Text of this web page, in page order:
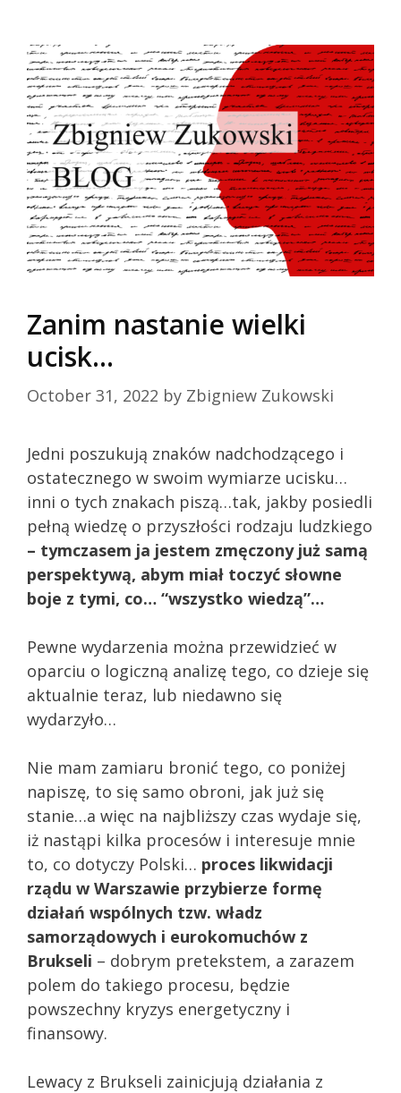
content
Zanim nastanie wielki
ucisk…
October 31, 2022 by Zbigniew Zukowski
Jedni poszukują znaków nadchodzącego i
ostatecznego w swoim wymiarze ucisku…
inni o tych znakach piszą…tak, jakby posiedli
pełną wiedzę o przyszłości rodzaju ludzkiego
– tymczasem ja jestem zmęczony już samą
perspektywą, abym miał toczyć słowne
boje z tymi, co… “wszystko wiedzą”…
Pewne wydarzenia można przewidzieć w
oparciu o logiczną analizę tego, co dzieje się
aktualnie teraz, lub niedawno się
wydarzyło…
Nie mam zamiaru bronić tego, co poniżej
napiszę, to się samo obroni, jak już się
stanie…a więc na najbliższy czas wydaje się,
iż nastąpi kilka procesów i interesuje mnie
to, co dotyczy Polski… proces likwidacji
rządu w Warszawie przybierze formę
działań wspólnych tzw. władz
samorządowych i eurokomuchów z
Brukseli – dobrym pretekstem, a zarazem
polem do takiego procesu, będzie
powszechny kryzys energetyczny i
finansowy.
Lewacy z Brukseli zainicjują działania z